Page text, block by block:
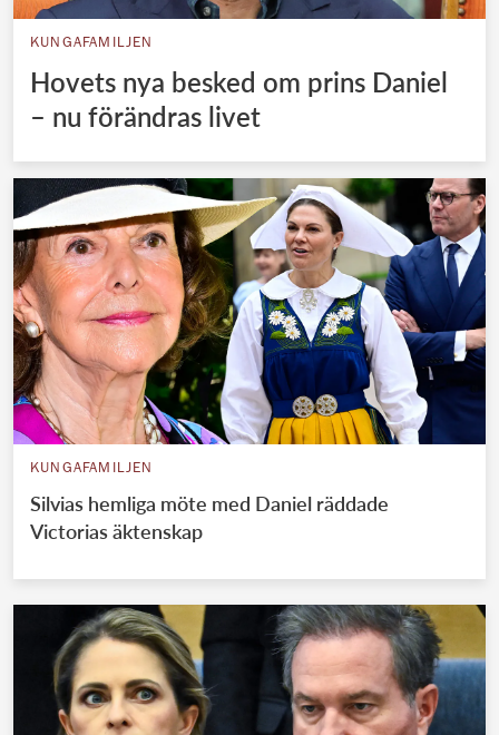
KUNGAFAMILJEN
Hovets nya besked om prins Daniel
– nu förändras livet
KUNGAFAMILJEN
Silvias hemliga möte med Daniel räddade
Victorias äktenskap